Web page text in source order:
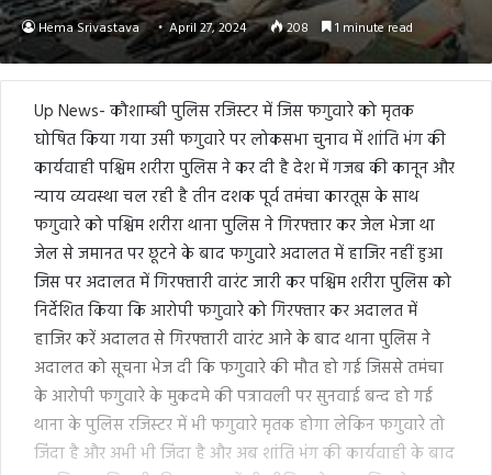
Hema Srivastava April 27, 2024 208 1 minute read
Up News- कौशाम्बी पुलिस रजिस्टर में जिस फगुवारे को मृतक
घोषित किया गया उसी फगुवारे पर लोकसभा चुनाव में शांति भंग की
कार्यवाही पश्चिम शरीरा पुलिस ने कर दी है देश में गजब की कानून और
न्याय व्यवस्था चल रही है तीन दशक पूर्व तमंचा कारतूस के साथ
फगुवारे को पश्चिम शरीरा थाना पुलिस ने गिरफ्तार कर जेल भेजा था
जेल से जमानत पर छूटने के बाद फगुवारे अदालत में हाजिर नहीं हुआ
जिस पर अदालत में गिरफ्तारी वारंट जारी कर पश्चिम शरीरा पुलिस को
निर्देशित किया कि आरोपी फगुवारे को गिरफ्तार कर अदालत में
हाजिर करें अदालत से गिरफ्तारी वारंट आने के बाद थाना पुलिस ने
अदालत को सूचना भेज दी कि फगुवारे की मौत हो गई जिससे तमंचा
के आरोपी फगुवारे के मुकदमे की पत्रावली पर सुनवाई बन्द हो गई
थाना के पुलिस रजिस्टर में भी फगुवारे मृतक होगा लेकिन फगुवारे तो
जिंदा है और अभी भी जिंदा है और अब शांति भंग की कार्यवाही के बाद